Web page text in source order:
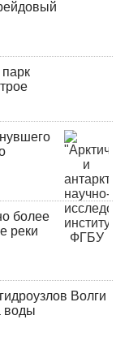
более
реки
Волги
воды